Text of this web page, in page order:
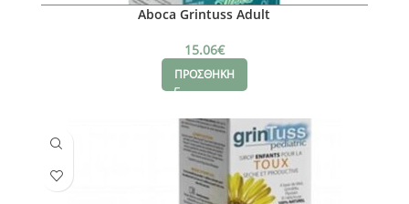
Aboca Grintuss Adult
15.06€
ΠΡΟΣΘΗΚΗ